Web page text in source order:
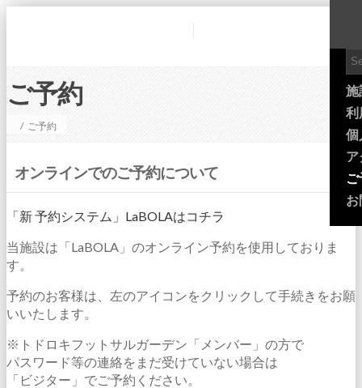
施
利
個
ア
ご
ご予約
/ ご予約
オンラインでのご予約について
「新 予約システム」LaBOLAはコチラ
当施設は「LaBOLA」のオンライン予約を使用しておりま
す。
予約のお客様は、左のアイコンをクリックして手続きをお願
いいたします。
※トドロキフットサルガーデン「メンバー」の方で
パスワード等の連絡をまだ受けていない場合は
「ビジター」でご予約ください。